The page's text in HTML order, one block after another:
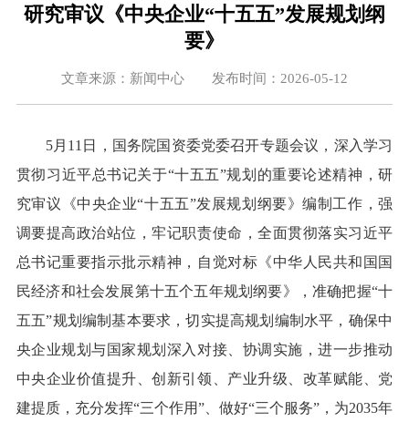
研究审议《中央企业“十五五”发展规划纲
要》
文章来源：新闻中心 发布时间：2026-05-12
5月11日，国务院国资委党委召开专题会议，深入学习
贯彻习近平总书记关于“十五五”规划的重要论述精神，研
究审议《中央企业“十五五”发展规划纲要》编制工作，强
调要提高政治站位，牢记职责使命，全面贯彻落实习近平
总书记重要指示批示精神，自觉对标《中华人民共和国国
民经济和社会发展第十五个五年规划纲要》，准确把握“十
五五”规划编制基本要求，切实提高规划编制水平，确保中
央企业规划与国家规划深入对接、协调实施，进一步推动
中央企业价值提升、创新引领、产业升级、改革赋能、党
建提质，充分发挥“三个作用”、做好“三个服务”，为2035年